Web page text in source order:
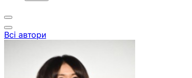
Всі автори